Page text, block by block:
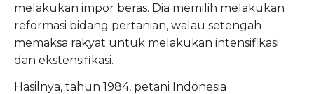
melakukan impor beras. Dia memilih melakukan
reformasi bidang pertanian, walau setengah
memaksa rakyat untuk melakukan intensifikasi
dan ekstensifikasi.
Hasilnya, tahun 1984, petani Indonesia